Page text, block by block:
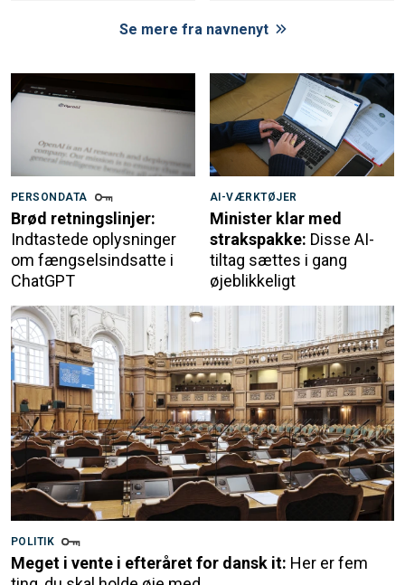
Se mere fra navnenyt
PERSONDATA
Brød retningslinjer:
Indtastede oplysninger
om fængselsindsatte i
ChatGPT
AI-VÆRKTØJER
Minister klar med
strakspakke: Disse AI-
tiltag sættes i gang
øjeblikkeligt
POLITIK
Meget i vente i efteråret for dansk it: Her er fem